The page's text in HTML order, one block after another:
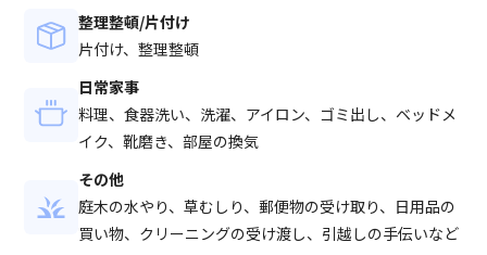
整理整頓/片付け
⽚付け、整理整頓
日常家事
料理、⾷器洗い、洗濯、アイロン、ゴミ出し、ベッドメ
イク、靴磨き、部屋の換気
その他
庭⽊の⽔やり、草むしり、郵便物の受け取り、⽇⽤品の
買い物、クリーニングの受け渡し、引越しの⼿伝いなど